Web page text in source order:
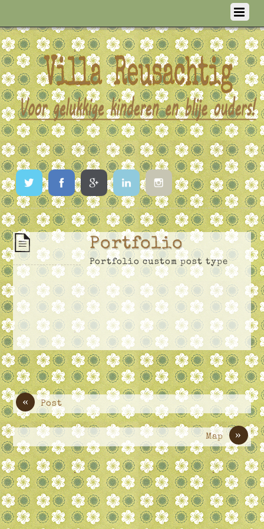
TwitterFacebookGoogleLinkedInInstagram
Portfolio
Portfolio custom post type
« Post
»
Map